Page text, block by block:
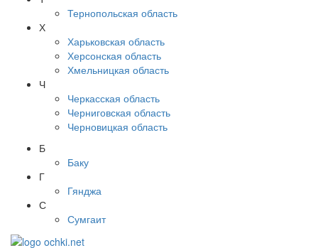
Тернопольская область
Х
Харьковская область
Херсонская область
Хмельницкая область
Ч
Черкасская область
Черниговская область
Черновицкая область
Б
Баку
Г
Гянджа
С
Сумгаит